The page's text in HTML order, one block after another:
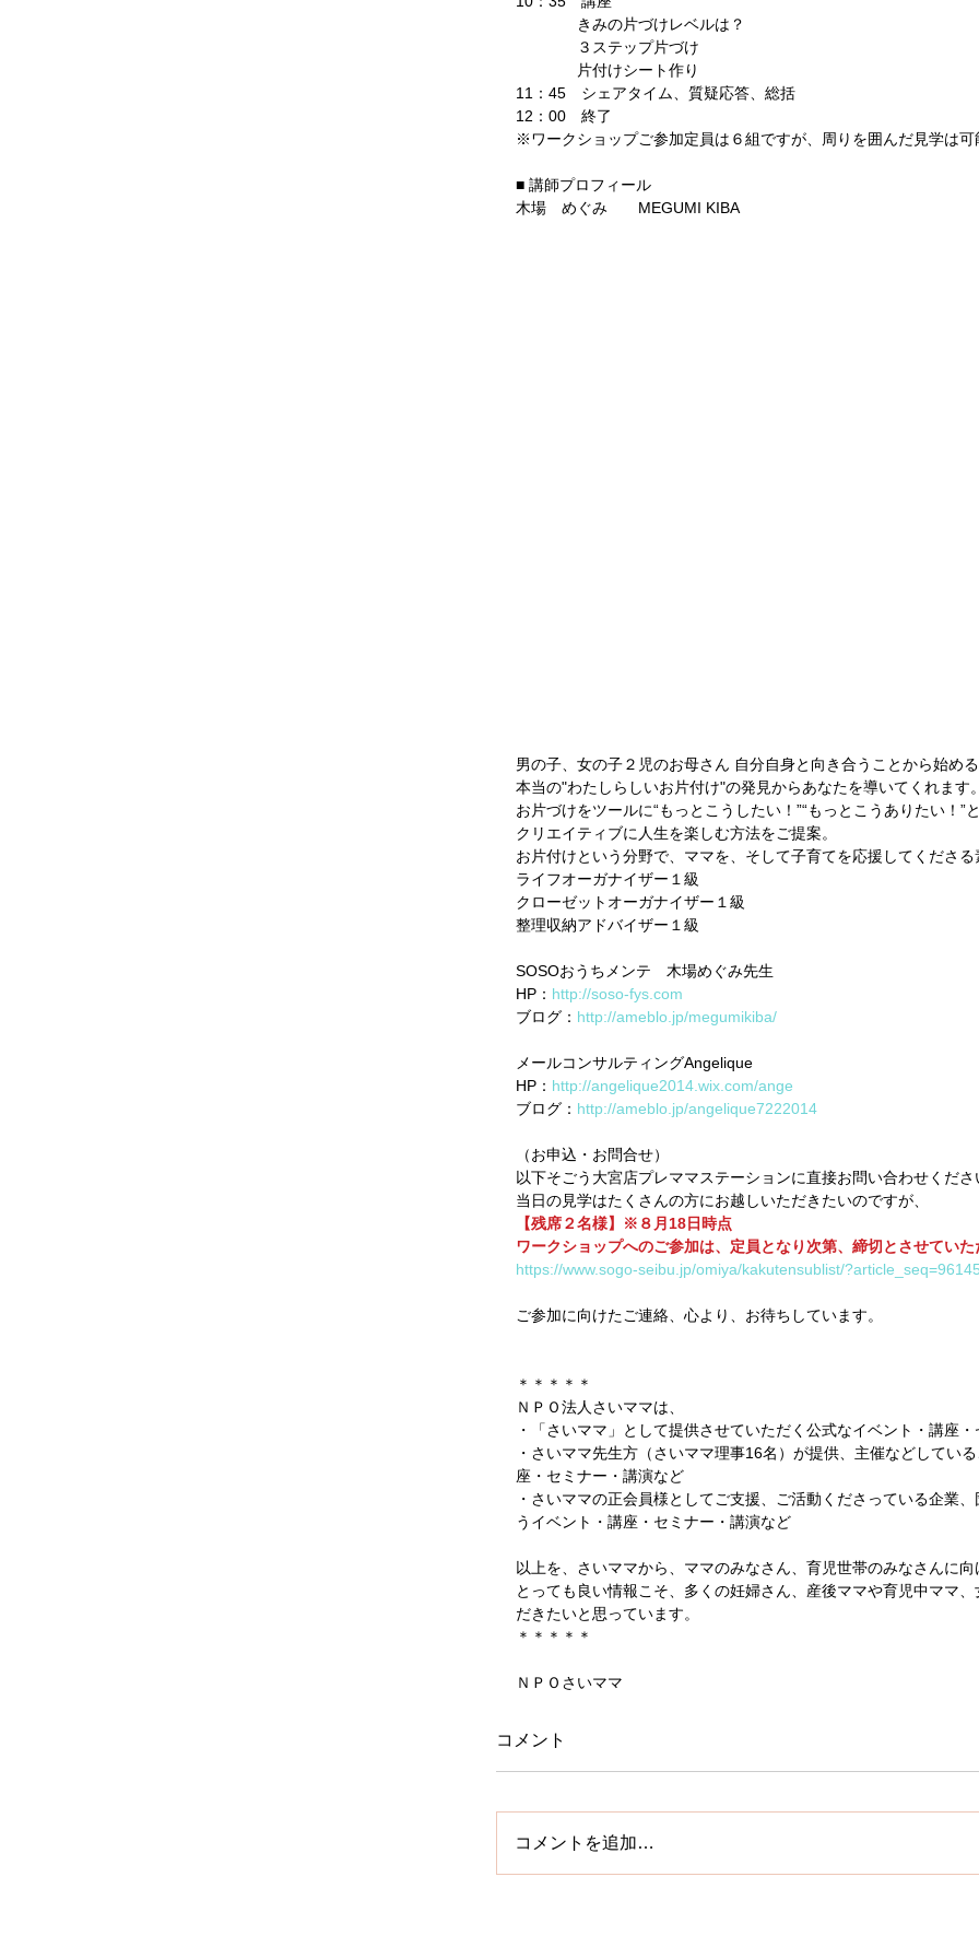
きみの片づけレベルは？
３ステップ片づけ
片付けシート作り
11：45　シェアタイム、質疑応答、総括
12：00　終了
※ワークショップご参加定員は６組ですが、周りを囲んだ見学は
■ 講師プロフィール
木場　めぐみ　　MEGUMI KIBA
男の子、女の子２児のお母さん 自分自身と向き合うことから始め
本当の"わたしらしいお片付け"の発見からあなたを導いてくれます
お片づけをツールに“もっとこうしたい！”“もっとこうありたい！”
クリエイティブに人生を楽しむ方法をご提案。
お片付けという分野で、ママを、そして子育てを応援してくださ
ライフオーガナイザー１級
クローゼットオーガナイザー１級
整理収納アドバイザー１級
SOSOおうちメンテ　木場めぐみ先生
HP： http://soso-fys.com
ブログ： http://ameblo.jp/megumikiba/
メールコンサルティングAngelique
HP： http://angelique2014.wix.com/ange
ブログ： http://ameblo.jp/angelique7222014
（お申込・お問合せ）
以下そごう大宮店プレママステーションに直接お問い合わせくだ
当日の見学はたくさんの方にお越しいただきたいのですが、
【残席２名様】※８月18日時点
ワークショップへのご参加は、定員となり次第、締切とさせてい
https://www.sogo-seibu.jp/omiya/kakutensublist/
ご参加に向けたご連絡、心より、お待ちしています。
＊＊＊＊＊
ＮＰＯ法人さいママは、
・「さいママ」として提供させていただく公式なイベント・講座
・さいママ先生方（さいママ理事16名）が提供、主催などしてい
座・セミナー・講演など
・さいママの正会員様としてご支援、ご活動くださっている企業
うイベント・講座・セミナー・講演など
以上を、さいママから、ママのみなさん、育児世帯のみなさんに
とっても良い情報こそ、多くの妊婦さん、産後ママや育児中ママ
だきたいと思っています。
＊＊＊＊＊
ＮＰＯさいママ
コメント
コメントを追加…